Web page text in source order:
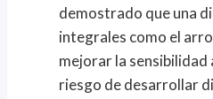
demostrado que una
integrales como el
mejorar la sensibilidad
riesgo de desarrollar